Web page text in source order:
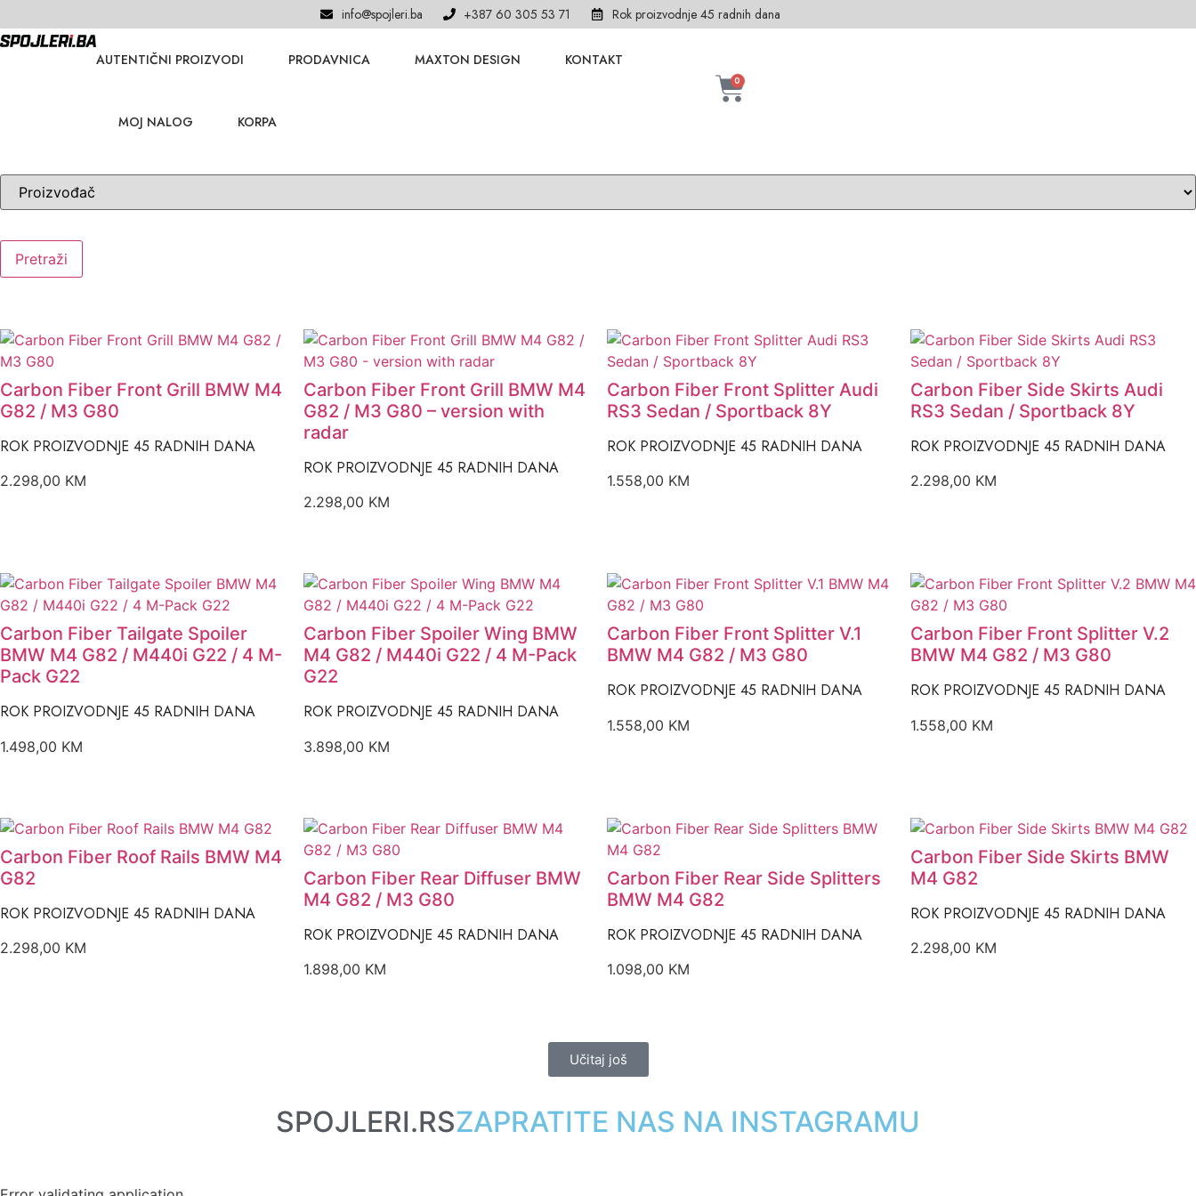
info@spojleri.ba +387 60 305 53 71 Rok proizvodnje 45 radnih dana
AUTENTIČNI PROIZVODI PRODAVNICA MAXTON DESIGN KONTAKT
MOJ NALOG KORPA
0
Pretraži
Carbon Fiber Front Grill BMW M4
G82 / M3 G80
ROK PROIZVODNJE 45 RADNIH DANA
2.298,00 KM
Carbon Fiber Front Grill BMW M4
G82 / M3 G80 – version with
radar
ROK PROIZVODNJE 45 RADNIH DANA
2.298,00 KM
Carbon Fiber Front Splitter Audi
RS3 Sedan / Sportback 8Y
ROK PROIZVODNJE 45 RADNIH DANA
1.558,00 KM
Carbon Fiber Side Skirts Audi
RS3 Sedan / Sportback 8Y
ROK PROIZVODNJE 45 RADNIH DANA
2.298,00 KM
Carbon Fiber Tailgate Spoiler
BMW M4 G82 / M440i G22 / 4 M-
Pack G22
ROK PROIZVODNJE 45 RADNIH DANA
1.498,00 KM
Carbon Fiber Spoiler Wing BMW
M4 G82 / M440i G22 / 4 M-Pack
G22
ROK PROIZVODNJE 45 RADNIH DANA
3.898,00 KM
Carbon Fiber Front Splitter V.1
BMW M4 G82 / M3 G80
ROK PROIZVODNJE 45 RADNIH DANA
1.558,00 KM
Carbon Fiber Front Splitter V.2
BMW M4 G82 / M3 G80
ROK PROIZVODNJE 45 RADNIH DANA
1.558,00 KM
Carbon Fiber Roof Rails BMW M4
G82
ROK PROIZVODNJE 45 RADNIH DANA
2.298,00 KM
Carbon Fiber Rear Diffuser BMW
M4 G82 / M3 G80
ROK PROIZVODNJE 45 RADNIH DANA
1.898,00 KM
Carbon Fiber Rear Side Splitters
BMW M4 G82
ROK PROIZVODNJE 45 RADNIH DANA
1.098,00 KM
Carbon Fiber Side Skirts BMW
M4 G82
ROK PROIZVODNJE 45 RADNIH DANA
2.298,00 KM
Učitaj još
SPOJLERI.RSZAPRATITE NAS NA INSTAGRAMU